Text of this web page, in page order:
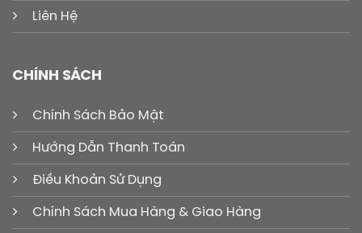
Liên Hệ
CHÍNH SÁCH
Chính Sách Bảo Mật
Hướng Dẫn Thanh Toán
Điều Khoản Sử Dụng
Chính Sách Mua Hàng & Giao Hàng